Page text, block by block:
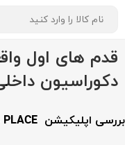
قدم های اول
دکوراسیون
بررسی اپلیکیشن IKEA PLACE